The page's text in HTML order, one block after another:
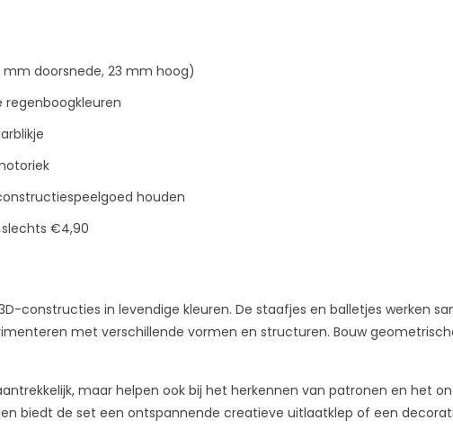
doorsnede, 23 mm hoog)
houden
€4,90
constructies in levendige kleuren. De staafjes en balletjes werken
met verschillende vormen en structuren. Bouw
maar helpen ook bij het herkennen van patronen en het
biedt de set een ontspannende creatieve uitlaatklep of een